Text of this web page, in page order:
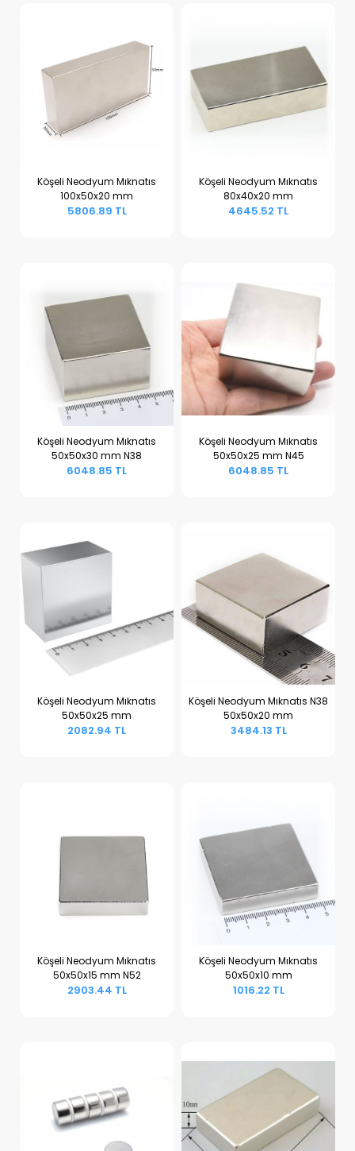
Sepete Ekle
Köşeli Neodyum Mıknatıs
100x50x20 mm
5806.89 TL
Sepete Ekle
Köşeli Neodyum Mıknatıs
80x40x20 mm
4645.52 TL
Sepete Ekle
Köşeli Neodyum Mıknatıs
50x50x30 mm N38
6048.85 TL
Sepete Ekle
Köşeli Neodyum Mıknatıs
50x50x25 mm N45
6048.85 TL
Sepete Ekle
Köşeli Neodyum Mıknatıs
50x50x25 mm
2082.94 TL
Sepete Ekle
Köşeli Neodyum Mıknatıs N38
50x50x20 mm
3484.13 TL
Sepete Ekle
Köşeli Neodyum Mıknatıs
50x50x15 mm N52
2903.44 TL
Sepete Ekle
Köşeli Neodyum Mıknatıs
50x50x10 mm
1016.22 TL